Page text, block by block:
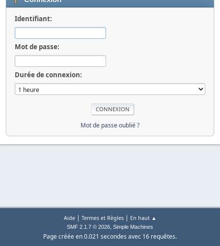
Identifiant:
Mot de passe:
Durée de connexion:
Mot de passe oublié ?
Aide| Termes et Règles| En haut ▲
SMF 2.1.7 © 2026, Simple Machines
Page créée en 0.021 secondes avec 16 requêtes.